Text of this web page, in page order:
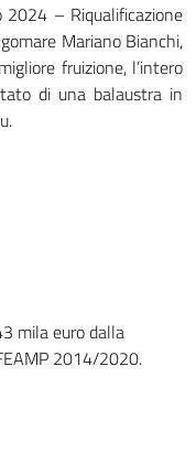
2024 – Riqualificazione
Mariano Bianchi,
fruizione, l’intero
di una balaustra in
mila euro dalla
2014/2020.